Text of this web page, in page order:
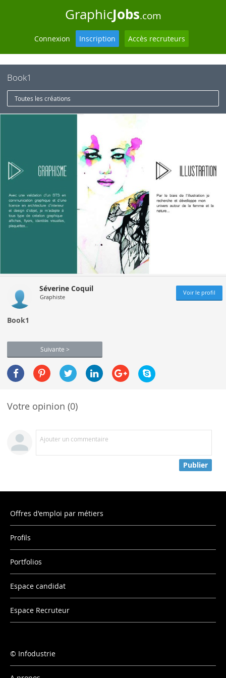
GraphicJobs.com
Connexion Inscription Accès recruteurs
Book1
Toutes les créations
Séverine Coquil
Graphiste
Voir le profil
Book1
Suivante >
Votre opinion (0)
Ajouter un commentaire
Publier
Offres d'emploi par métiers
Profils
Portfolios
Espace candidat
Espace Recruteur
Infodustrie